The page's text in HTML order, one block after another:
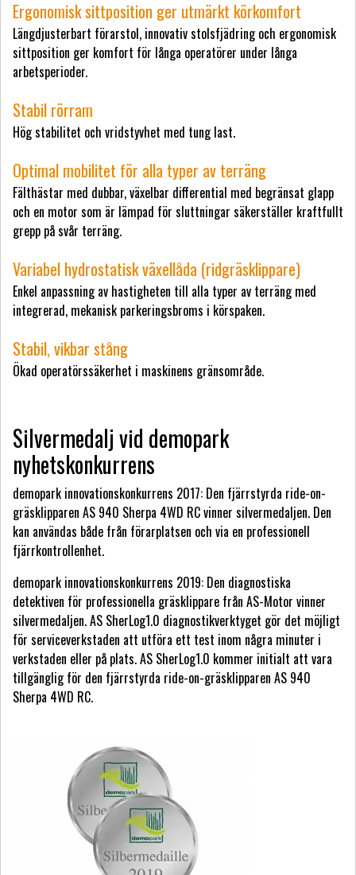
Ergonomisk sittposition ger utmärkt körkomfort
Längdjusterbart förarstol, innovativ stolsfjädring och ergonomisk
sittposition ger komfort för långa operatörer under långa
arbetsperioder.
Stabil rörram
Hög stabilitet och vridstyvhet med tung last.
Optimal mobilitet för alla typer av terräng
Fälthästar med dubbar, växelbar differential med begränsat glapp
och en motor som är lämpad för sluttningar säkerställer kraftfullt
grepp på svår terräng.
Variabel hydrostatisk växellåda (ridgräsklippare)
Enkel anpassning av hastigheten till alla typer av terräng med
integrerad, mekanisk parkeringsbroms i körspaken.
Stabil, vikbar stång
Ökad operatörssäkerhet i maskinens gränsområde.
Silvermedalj vid demopark
nyhetskonkurrens
demopark innovationskonkurrens 2017: Den fjärrstyrda ride-on-
gräsklipparen AS 940 Sherpa 4WD RC vinner silvermedaljen. Den
kan användas både från förarplatsen och via en professionell
fjärrkontrollenhet.
demopark innovationskonkurrens 2019: Den diagnostiska
detektiven för professionella gräsklippare från AS-Motor vinner
silvermedaljen. AS SherLog1.0 diagnostikverktyget gör det möjligt
för serviceverkstaden att utföra ett test inom några minuter i
verkstaden eller på plats. AS SherLog1.0 kommer initialt att vara
tillgänglig för den fjärrstyrda ride-on-gräsklipparen AS 940
Sherpa 4WD RC.